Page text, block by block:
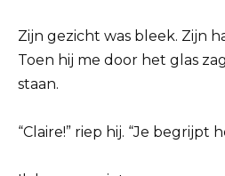
Zijn gezicht was bleek. Zijn
Toen hij me door het glas
staan.
“Claire!” riep hij. “Je begrijpt